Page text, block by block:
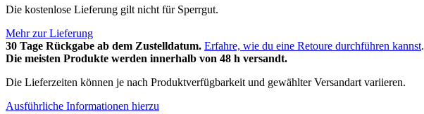
Die kostenlose Lieferung gilt nicht für Sperrgut.
Mehr zur Lieferung
30 Tage Rückgabe ab dem Zustelldatum. Erfahre, wie du eine Retoure durchführen kannst.
Die meisten Produkte werden innerhalb von 48 h versandt.
Die Lieferzeiten können je nach Produktverfügbarkeit und gewählter Versandart variieren.
Ausführliche Informationen hierzu